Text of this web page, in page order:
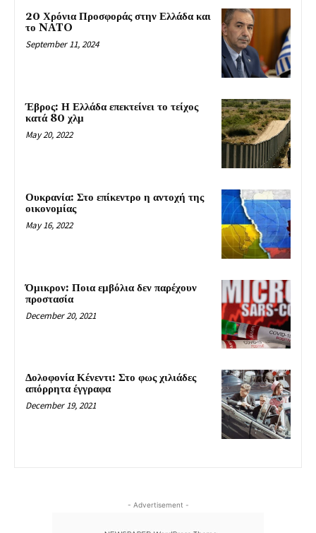
20 Χρόνια Προσφοράς στην Ελλάδα και
το NATO
September 11, 2024
Έβρος: Η Ελλάδα επεκτείνει το τείχος
κατά 80 χλμ
May 20, 2022
Ουκρανία: Στο επίκεντρο η αντοχή της
οικονομίας
May 16, 2022
Όμικρον: Ποια εμβόλια δεν παρέχουν
προστασία
December 20, 2021
Δολοφονία Κένεντι: Στο φως χιλιάδες
απόρρητα έγγραφα
December 19, 2021
- Advertisement -